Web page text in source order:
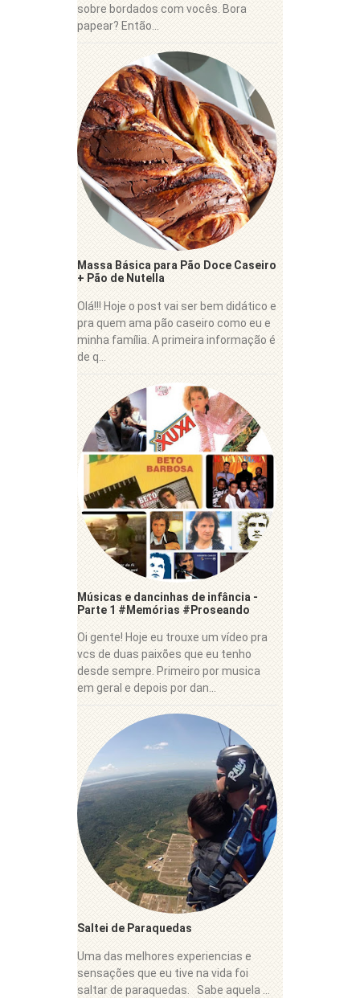
sobre bordados com vocês. Bora
papear? Então...
Massa Básica para Pão Doce Caseiro
+ Pão de Nutella
Olá!!! Hoje o post vai ser bem didático e
pra quem ama pão caseiro como eu e
minha família. A primeira informação é
de q...
Músicas e dancinhas de infância -
Parte 1 #Memórias #Proseando
Oi gente! Hoje eu trouxe um vídeo pra
vcs de duas paixões que eu tenho
desde sempre. Primeiro por musica
em geral e depois por dan...
Saltei de Paraquedas
Uma das melhores experiencias e
sensações que eu tive na vida foi
saltar de paraquedas. Sabe aquela ...